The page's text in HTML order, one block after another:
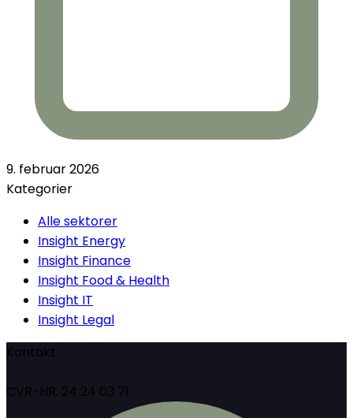
9. februar 2026
Kategorier
Alle sektorer
Insight Energy
Insight Finance
Insight Food & Health
Insight IT
Insight Legal
Kontakt
CVR-NR. 24 24 03 71